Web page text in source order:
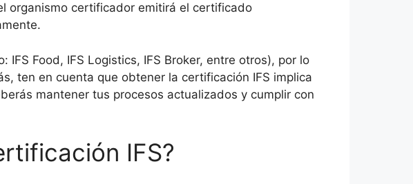
organismo certificador emitirá el certificado
Food, IFS Logistics, IFS Broker, entre otros), por lo
ten en cuenta que obtener la certificación IFS implica
mantener tus procesos actualizados y cumplir con
IFS?